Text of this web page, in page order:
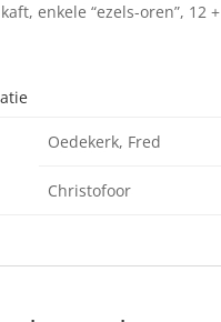
enkele “ezels-oren”, 12 +
Oedekerk, Fred
Christofoor